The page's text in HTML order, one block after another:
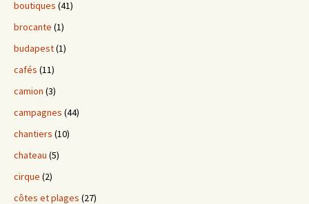
boutiques (41)
brocante (1)
budapest(1)
cafés (11)
camion (3)
campagnes (44)
chantiers (10)
chateau (5)
cirque (2)
côtes et plages (27)